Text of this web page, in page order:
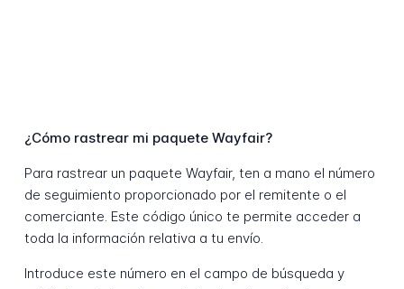
¿Cómo rastrear mi paquete Wayfair?
Para rastrear un paquete Wayfair, ten a mano el número
de seguimiento proporcionado por el remitente o el
comerciante. Este código único te permite acceder a
toda la información relativa a tu envío.
Introduce este número en el campo de búsqueda y